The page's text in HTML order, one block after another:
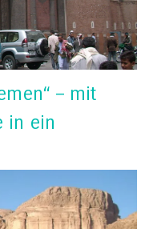
– mit
in ein